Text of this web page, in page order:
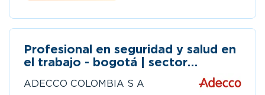
Profesional en seguridad y salud en
el trabajo - bogotá | sector
ADECCO COLOMBIA S A